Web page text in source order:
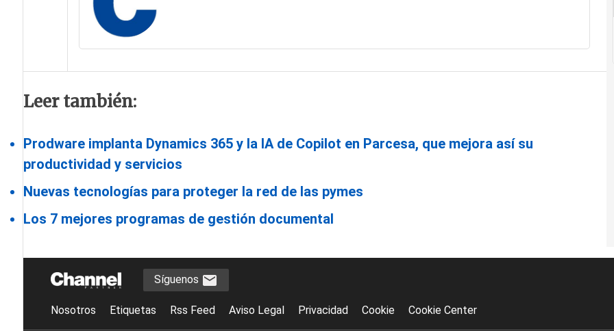
Leer también:
Prodware implanta Dynamics 365 y la IA de Copilot en Parcesa, que mejora así su
productividad y servicios
Nuevas tecnologías para proteger la red de las pymes
Los 7 mejores programas de gestión documental
Síguenos
Nosotros Etiquetas Rss Feed Aviso Legal Privacidad Cookie Cookie Center